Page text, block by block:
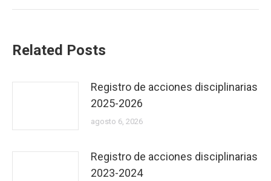
Related Posts
Registro de acciones disciplinarias
2025-2026
agosto 6, 2026
Registro de acciones disciplinarias
2023-2024